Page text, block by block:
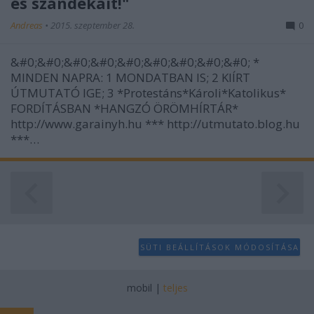
Andreas • 2015. szeptember 28. 0
&#0;&#0;&#0;&#0;&#0;&#0;&#0;&#0;&#0; *
MINDEN NAPRA: 1 MONDATBAN IS; 2 KIÍRT
ÚTMUTATÓ IGE; 3 *Protestáns*Károli*Katolikus*
FORDÍTÁSBAN *HANGZÓ ÖRÖMHÍRTÁR*
http://www.garainyh.hu *** http://utmutato.blog.hu
***…
SÜTI BEÁLLÍTÁSOK MÓDOSÍTÁSA
mobil | teljes